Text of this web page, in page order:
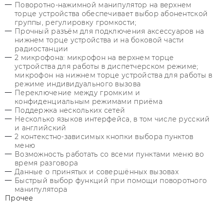
Поворотно-нажимной манипулятор на верхнем
торце устройства обеспечивает выбор абонентской
группы, регулировку громкости;
Прочный разъём для подключения аксессуаров на
нижнем торце устройства и на боковой части
радиостанции
2 микрофона: микрофон на верхнем торце
устройства для работы в диспетчерском режиме;
микрофон на нижнем торце устройства для работы в
режиме индивидуального вызова
Переключение между громким и
конфиденциальным режимами приёма
Поддержка нескольких сетей
Несколько языков интерфейса, в том числе русский
и английский
2 контекстно-зависимых кнопки выбора пунктов
меню
Возможность работать со всеми пунктами меню во
время разговора
Данные о принятых и совершённых вызовах
Быстрый выбор функций при помощи поворотного
манипулятора
Прочее